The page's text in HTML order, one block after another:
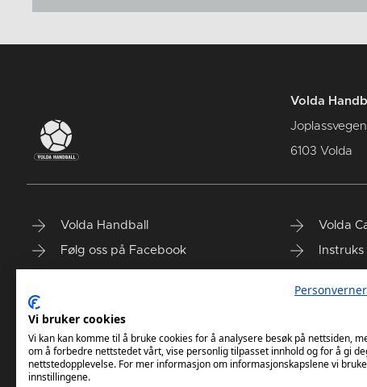
Volda
Joplassvegen
6103 Volda
Volda Handball
Følg oss på Facebook
Sunnmørsløftet
Volda
Slik blir
Vi bruker cookies
Vi kan kan komme til å bruke cookies for å analysere besøk på nettsiden,
om å forbedre nettstedet vårt, vise personlig tilpasset innhold og for å gi
nettstedopplevelse. For mer informasjon om informasjonskapslene vi
innstillingene.